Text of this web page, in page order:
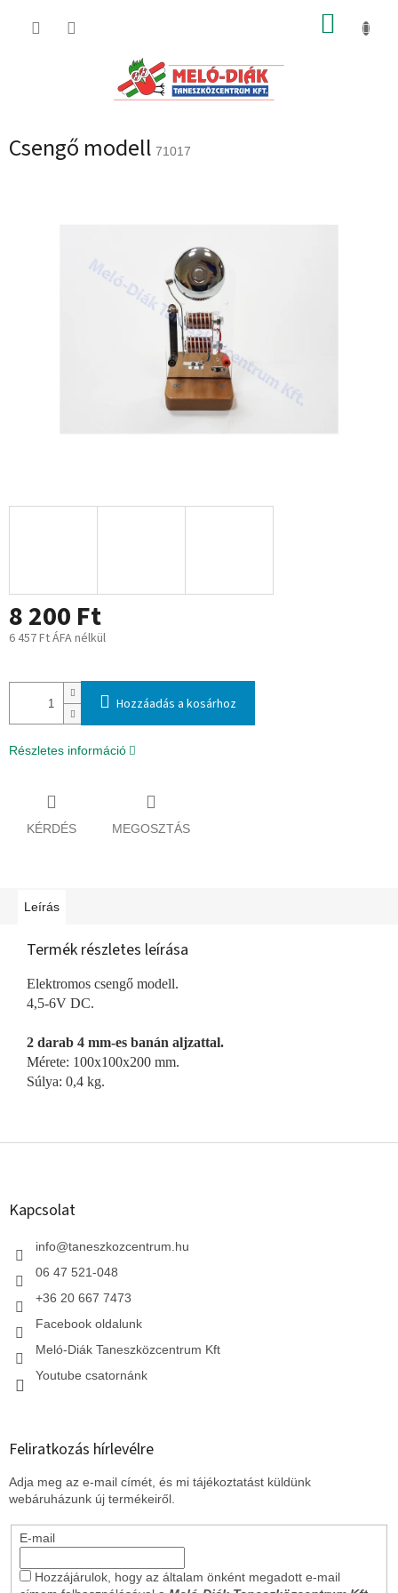
KOSÁR
Csengő modell 71017
8 200 Ft
6 457 Ft ÁFA nélkül
Hozzáadás a kosárhoz
Részletes információ
KÉRDÉS MEGOSZTÁS
Leírás
Termék részletes leírása
Elektromos csengő modell.
4,5-6V DC.
2 darab 4 mm-es banán aljzattal.
Mérete: 100x100x200 mm.
Súlya: 0,4 kg.
L
Kapcsolat
info@taneszkozcentrum.hu
06 47 521-048
+36 20 667 7473
Facebook oldalunk
Meló-Diák Taneszközcentrum Kft
Youtube csatornánk
Feliratkozás hírlevélre
Adja meg az e-mail címét, és mi tájékoztatást küldünk
webáruházunk új termékeiről.
E-mail
Hozzájárulok, hogy az általam önként megadott e-mail